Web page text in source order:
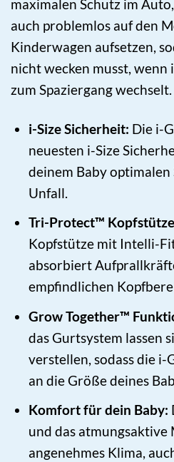
maximalen Schutz im
auch problemlos auf den
Kinderwagen aufsetzen,
nicht wecken musst,
zum Spaziergang wechselt.
i-Size Sicherheit: Die i-
neuesten i-Size
deinem Baby optimalen
Unfall.
Tri-Protect™
Kopfstütze mit Intelli-
absorbiert
empfindlichen
Grow Together™
das Gurtsystem lassen
verstellen, sodass die
an die Größe deines
Komfort für dein Baby:
und das
angenehmes Klima,